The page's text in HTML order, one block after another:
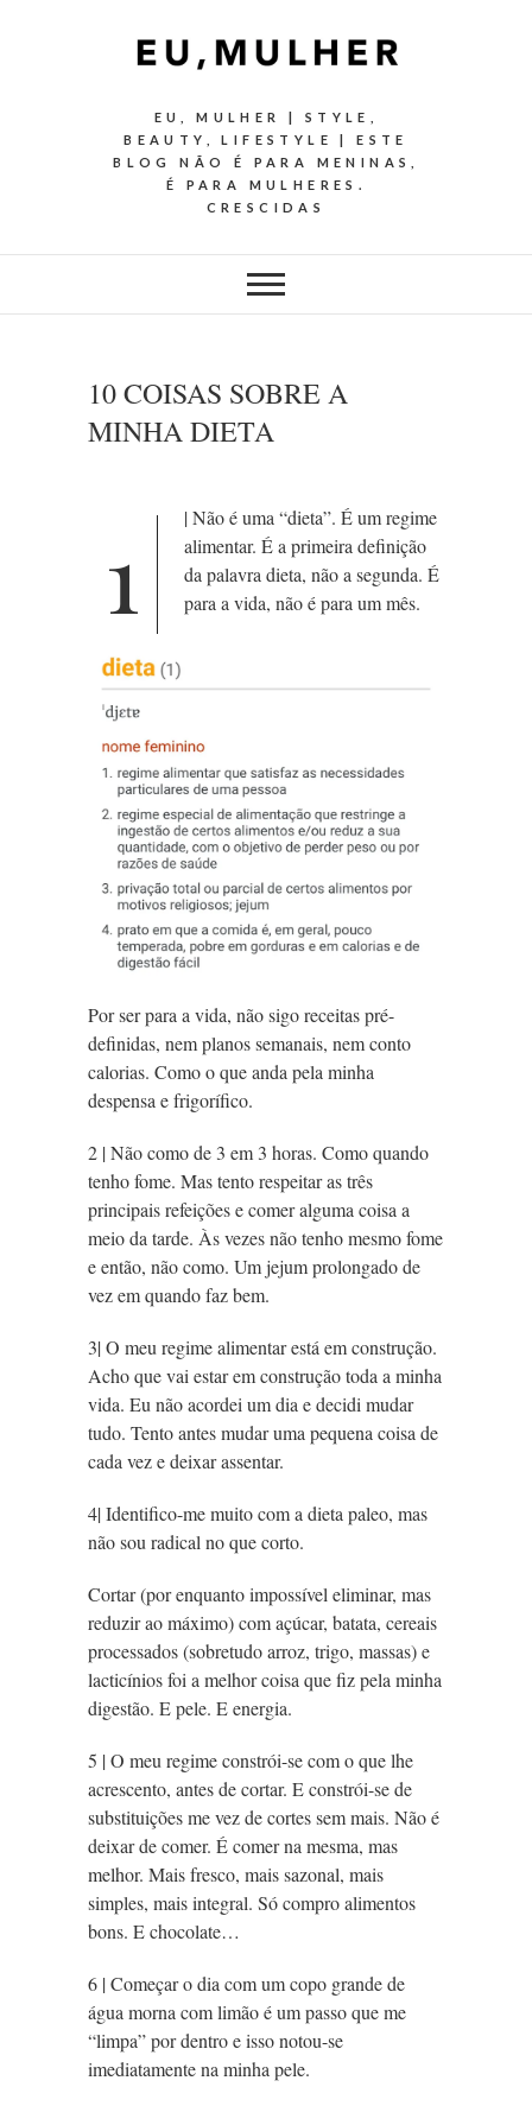
EU, MULHER | STYLE,
BEAUTY, LIFESTYLE | ESTE
BLOG NÃO É PARA MENINAS,
É PARA MULHERES.
CRESCIDAS
10 COISAS SOBRE A
MINHA DIETA
1
| Não é uma “dieta”. É um regime
alimentar. É a primeira definição
da palavra dieta, não a segunda. É
para a vida, não é para um mês.
Por ser para a vida, não sigo receitas pré-
definidas, nem planos semanais, nem conto
calorias. Como o que anda pela minha
despensa e frigorífico.
2 | Não como de 3 em 3 horas. Como quando
tenho fome. Mas tento respeitar as três
principais refeições e comer alguma coisa a
meio da tarde. Às vezes não tenho mesmo fome
e então, não como. Um jejum prolongado de
vez em quando faz bem.
3| O meu regime alimentar está em construção.
Acho que vai estar em construção toda a minha
vida. Eu não acordei um dia e decidi mudar
tudo. Tento antes mudar uma pequena coisa de
cada vez e deixar assentar.
4| Identifico-me muito com a dieta paleo, mas
não sou radical no que corto.
Cortar (por enquanto impossível eliminar, mas
reduzir ao máximo) com açúcar, batata, cereais
processados (sobretudo arroz, trigo, massas) e
lacticínios foi a melhor coisa que fiz pela minha
digestão. E pele. E energia.
5 | O meu regime constrói-se com o que lhe
acrescento, antes de cortar. E constrói-se de
substituições me vez de cortes sem mais. Não é
deixar de comer. É comer na mesma, mas
melhor. Mais fresco, mais sazonal, mais
simples, mais integral. Só compro alimentos
bons. E chocolate…
6 | Começar o dia com um copo grande de
água morna com limão é um passo que me
“limpa” por dentro e isso notou-se
imediatamente na minha pele.